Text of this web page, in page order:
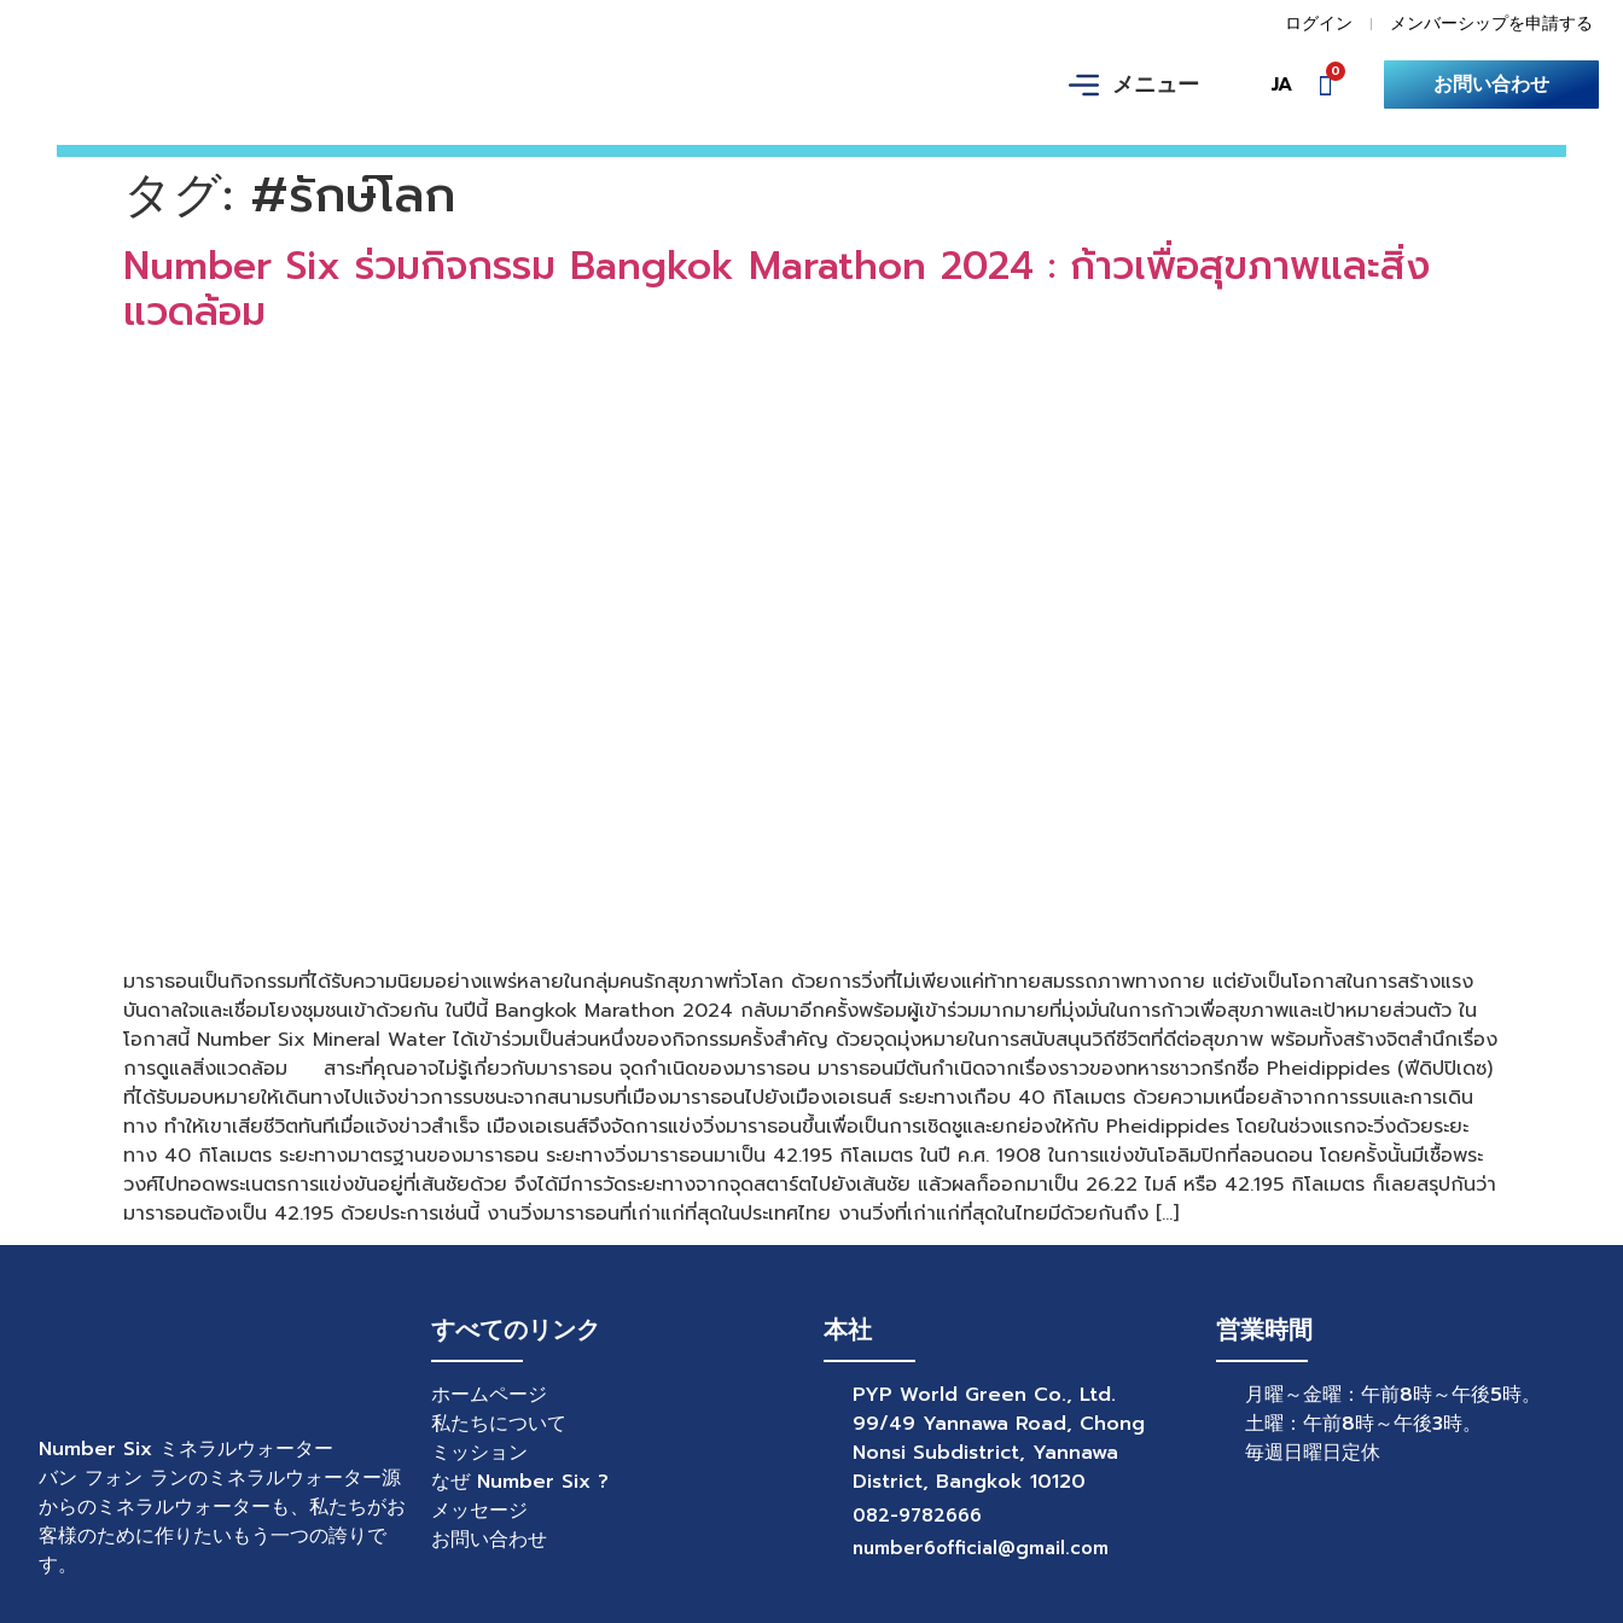
ログイン メンバーシップを申請する
メニュー JA 0 お問い合わせ
タグ: #รักษ์โลก
Number Six ร่วมกิจกรรม Bangkok Marathon 2024 : ก้าวเพื่อสุขภาพและสิ่ง
แวดล้อม
มาราธอนเป็นกิจกรรมที่ได้รับความนิยมอย่างแพร่หลายในกลุ่มคนรักสุขภาพทั่วโลก ด้วยการวิ่งที่ไม่เพียงแค่ท้าทายสมรรถภาพทางกาย แต่ยังเป็นโอกาสในการสร้างแรง
บันดาลใจและเชื่อมโยงชุมชนเข้าด้วยกัน ในปีนี้ Bangkok Marathon 2024 กลับมาอีกครั้งพร้อมผู้เข้าร่วมมากมายที่มุ่งมั่นในการก้าวเพื่อสุขภาพและเป้าหมายส่วนตัว ใน
โอกาสนี้ Number Six Mineral Water ได้เข้าร่วมเป็นส่วนหนึ่งของกิจกรรมครั้งสำคัญ ด้วยจุดมุ่งหมายในการสนับสนุนวิถีชีวิตที่ดีต่อสุขภาพ พร้อมทั้งสร้างจิตสำนึกเรื่อง
การดูแลสิ่งแวดล้อม สาระที่คุณอาจไม่รู้เกี่ยวกับมาราธอน จุดกำเนิดของมาราธอน มาราธอนมีต้นกำเนิดจากเรื่องราวของทหารชาวกรีกชื่อ Pheidippides (ฟีดิปปิเดซ)
ที่ได้รับมอบหมายให้เดินทางไปแจ้งข่าวการรบชนะจากสนามรบที่เมืองมาราธอนไปยังเมืองเอเธนส์ ระยะทางเกือบ 40 กิโลเมตร ด้วยความเหนื่อยล้าจากการรบและการเดิน
ทาง ทำให้เขาเสียชีวิตทันทีเมื่อแจ้งข่าวสำเร็จ เมืองเอเธนส์จึงจัดการแข่งวิ่งมาราธอนขึ้นเพื่อเป็นการเชิดชูและยกย่องให้กับ Pheidippides โดยในช่วงแรกจะวิ่งด้วยระยะ
ทาง 40 กิโลเมตร ระยะทางมาตรฐานของมาราธอน ระยะทางวิ่งมาราธอนมาเป็น 42.195 กิโลเมตร ในปี ค.ศ. 1908 ในการแข่งขันโอลิมปิกที่ลอนดอน โดยครั้งนั้นมีเชื้อพระ
วงศ์ไปทอดพระเนตรการแข่งขันอยู่ที่เส้นชัยด้วย จึงได้มีการวัดระยะทางจากจุดสตาร์ตไปยังเส้นชัย แล้วผลก็ออกมาเป็น 26.22 ไมล์ หรือ 42.195 กิโลเมตร ก็เลยสรุปกันว่า
มาราธอนต้องเป็น 42.195 ด้วยประการเช่นนี้ งานวิ่งมาราธอนที่เก่าแก่ที่สุดในประเทศไทย งานวิ่งที่เก่าแก่ที่สุดในไทยมีด้วยกันถึง […]
Number Six ミネラルウォーター
バン フォン ランのミネラルウォーター源
からのミネラルウォーターも、私たちがお
客様のために作りたいもう一つの誇りで
す。
すべてのリンク
ホームページ
私たちについて
ミッション
なぜ Number Six ?
メッセージ
お問い合わせ
本社
PYP World Green Co., Ltd.
99/49 Yannawa Road, Chong
Nonsi Subdistrict, Yannawa
District, Bangkok 10120
082-9782666
number6official@gmail.com
営業時間
月曜～金曜：午前8時～午後5時。
土曜：午前8時～午後3時。
毎週日曜日定休